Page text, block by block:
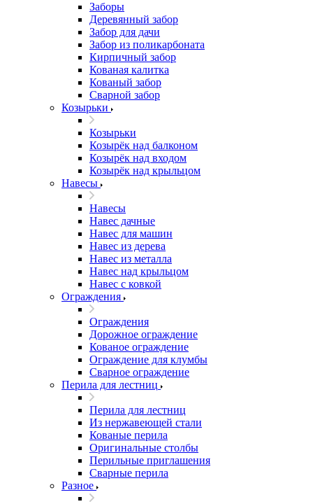
Заборы
Деревянный забор
Забор для дачи
Забор из поликарбоната
Кирпичный забор
Кованая калитка
Кованый забор
Сварной забор
Козырьки
Козырьки
Козырёк над балконом
Козырёк над входом
Козырёк над крыльцом
Навесы
Навесы
Навес дачные
Навес для машин
Навес из дерева
Навес из металла
Навес над крыльцом
Навес с ковкой
Ограждения
Ограждения
Дорожное ограждение
Кованое ограждение
Ограждение для клумбы
Сварное ограждение
Перила для лестниц
Перила для лестниц
Из нержавеющей стали
Кованые перила
Оригинальные столбы
Перильные приглашения
Сварные перила
Разное